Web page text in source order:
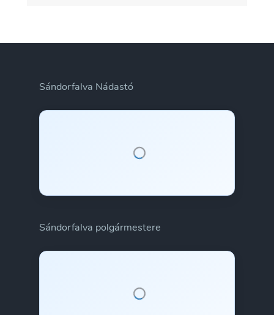
Sándorfalva Nádastó
Sándorfalva polgármestere